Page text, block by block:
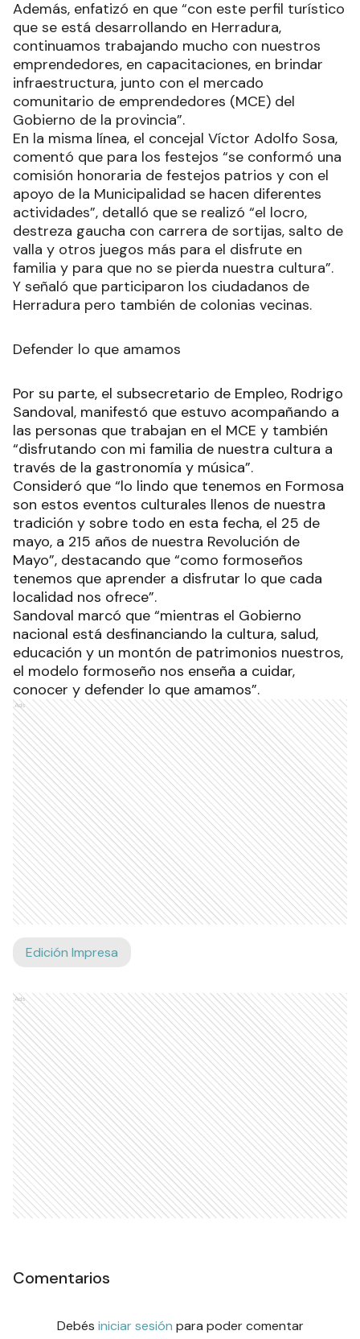
Además, enfatizó en que “con este perfil turístico
que se está desarrollando en Herradura,
continuamos trabajando mucho con nuestros
emprendedores, en capacitaciones, en brindar
infraestructura, junto con el mercado
comunitario de emprendedores (MCE) del
Gobierno de la provincia”.
En la misma línea, el concejal Víctor Adolfo Sosa,
comentó que para los festejos “se conformó una
comisión honoraria de festejos patrios y con el
apoyo de la Municipalidad se hacen diferentes
actividades”, detalló que se realizó “el locro,
destreza gaucha con carrera de sortijas, salto de
valla y otros juegos más para el disfrute en
familia y para que no se pierda nuestra cultura”.
Y señaló que participaron los ciudadanos de
Herradura pero también de colonias vecinas.
Defender lo que amamos
Por su parte, el subsecretario de Empleo, Rodrigo
Sandoval, manifestó que estuvo acompañando a
las personas que trabajan en el MCE y también
“disfrutando con mi familia de nuestra cultura a
través de la gastronomía y música”.
Consideró que “lo lindo que tenemos en Formosa
son estos eventos culturales llenos de nuestra
tradición y sobre todo en esta fecha, el 25 de
mayo, a 215 años de nuestra Revolución de
Mayo”, destacando que “como formoseños
tenemos que aprender a disfrutar lo que cada
localidad nos ofrece”.
Sandoval marcó que “mientras el Gobierno
nacional está desfinanciando la cultura, salud,
educación y un montón de patrimonios nuestros,
el modelo formoseño nos enseña a cuidar,
conocer y defender lo que amamos”.
Ads
Edición Impresa
Ads
Comentarios
Debés iniciar sesión para poder comentar